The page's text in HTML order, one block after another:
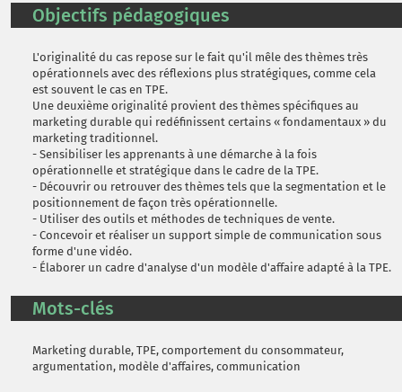
Objectifs pédagogiques
L'originalité du cas repose sur le fait qu'il mêle des thèmes très
opérationnels avec des réflexions plus stratégiques, comme cela
est souvent le cas en TPE.
Une deuxième originalité provient des thèmes spécifiques au
marketing durable qui redéfinissent certains « fondamentaux » du
marketing traditionnel.
- Sensibiliser les apprenants à une démarche à la fois
opérationnelle et stratégique dans le cadre de la TPE.
- Découvrir ou retrouver des thèmes tels que la segmentation et le
positionnement de façon très opérationnelle.
- Utiliser des outils et méthodes de techniques de vente.
- Concevoir et réaliser un support simple de communication sous
forme d'une vidéo.
- Élaborer un cadre d'analyse d'un modèle d'affaire adapté à la TPE.
Mots-clés
Marketing durable, TPE, comportement du consommateur,
argumentation, modèle d'affaires, communication